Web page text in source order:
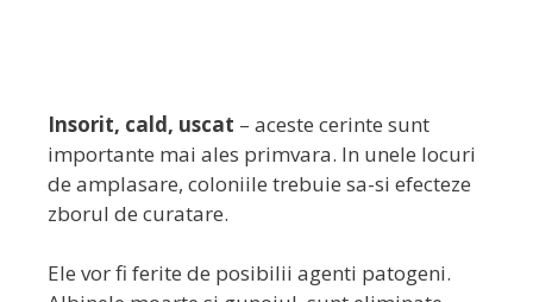
Insorit, cald, uscat – aceste cerinte sunt
importante mai ales primvara. In unele locuri
de amplasare, coloniile trebuie sa-si efecteze
zborul de curatare.
Ele vor fi ferite de posibilii agenti patogeni.